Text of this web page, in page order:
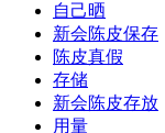
自己晒
新会陈皮保存
陈皮真假
存储
新会陈皮存放
用量